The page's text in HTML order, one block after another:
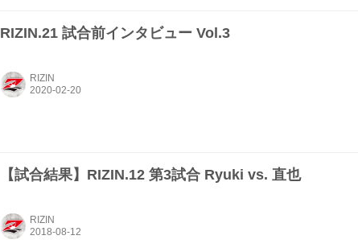
RIZIN.21 試合前インタビュー Vol.3
RIZIN
【試合結果】RIZIN.12 第3試合 Ryuki vs. 直也
RIZIN